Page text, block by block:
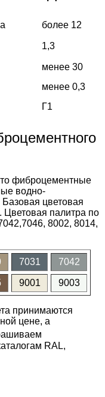
более 12
1,3
менее 30
менее 0,3
Г1
фиброцементные
водно-
цветовая
Цветовая палитра по
8002, 8014,
7031 7042
9001 9003
принимаются
цене, а
RAL,